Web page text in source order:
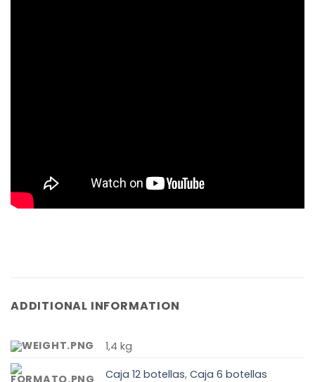
ADDITIONAL INFORMATION
1,4 kg
Caja 12 botellas,Caja 6 botellas